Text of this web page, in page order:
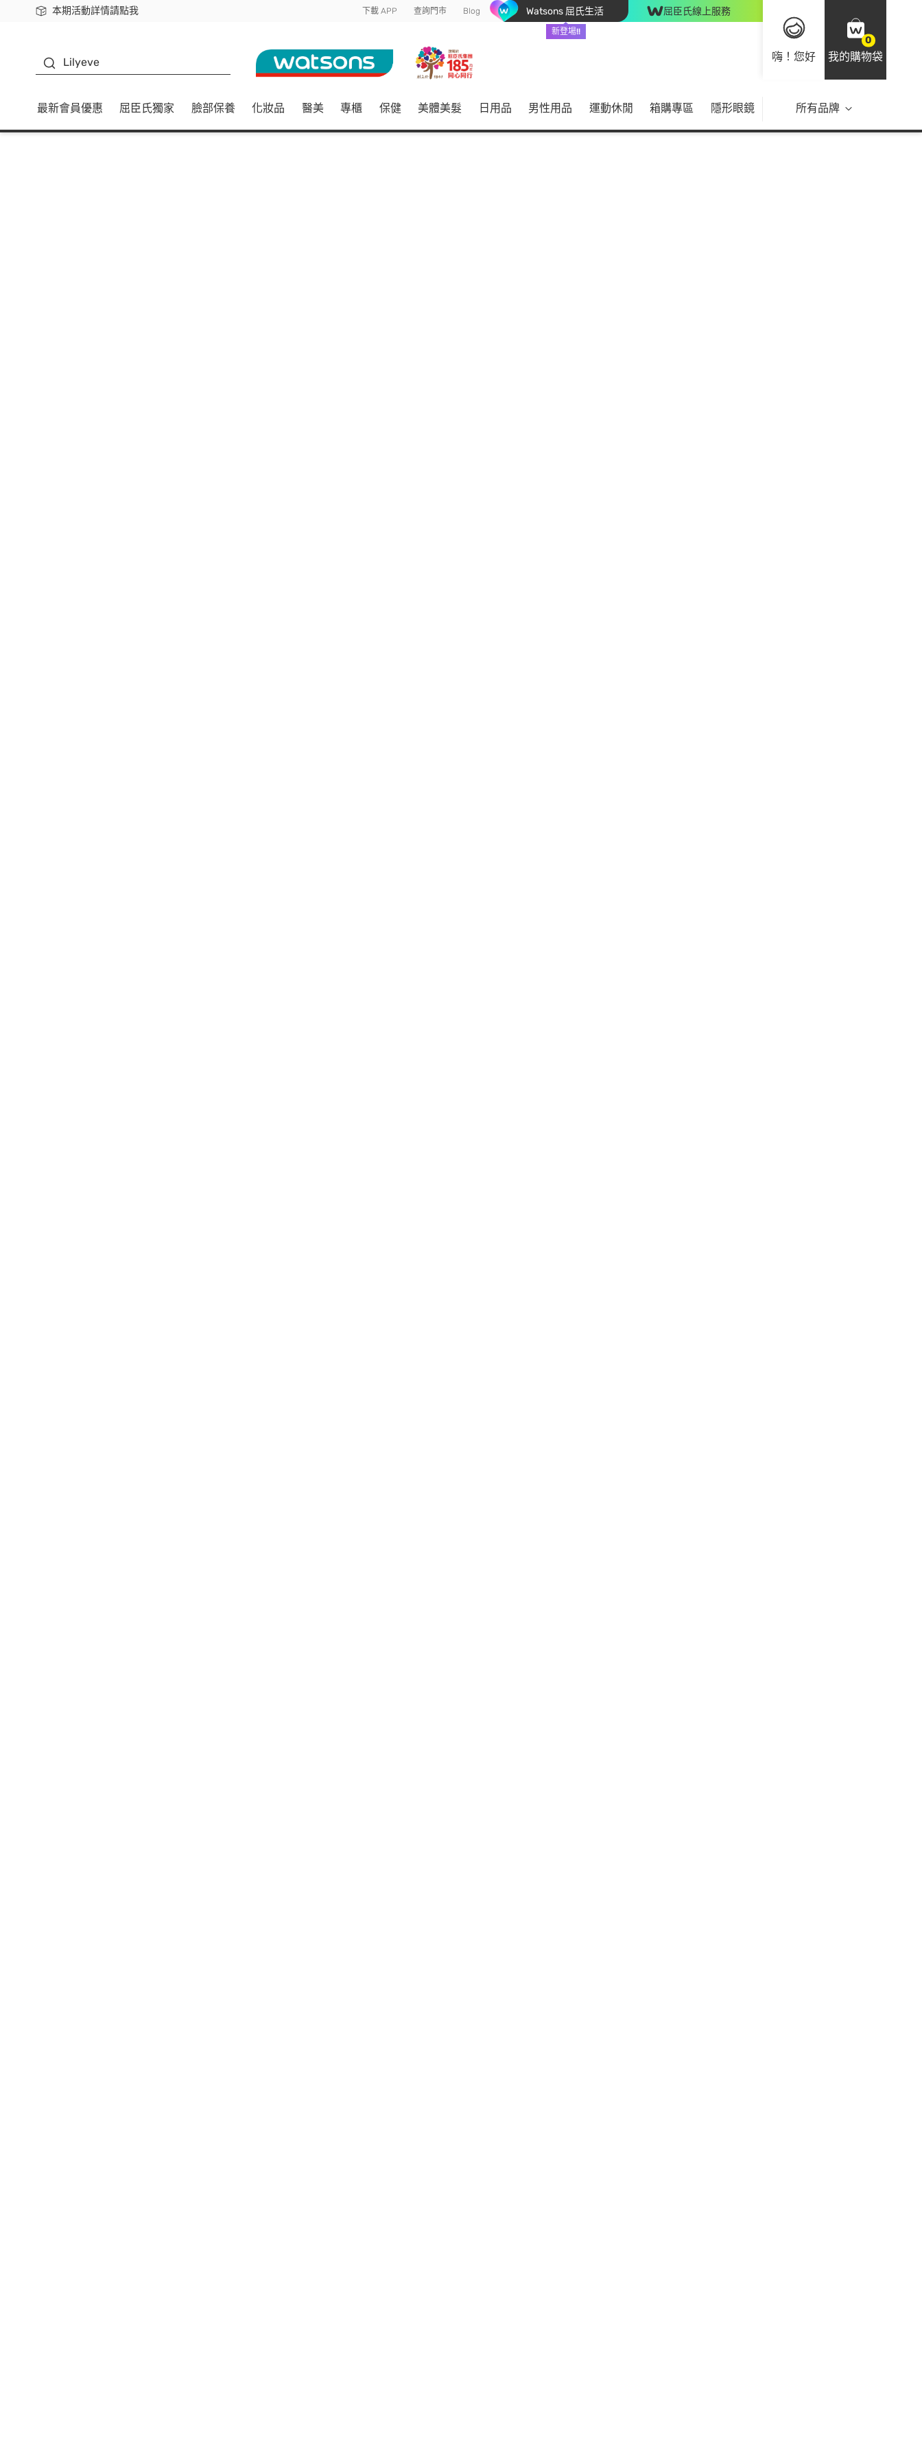
本期活動詳情請點我
下載app最高回饋$350 下載 APP 查詢門市 Blog Watsons 屈氏生活
新登場!!
屈臣氏線上服務
嗨！您好
0
我的購物袋
Lilyeve
最新會員優惠 屈臣氏獨家 臉部保養 化妝品 醫美 專櫃 保健 美體美髮 日用品 男性用品 運動休閒 箱購專區 隱形眼鏡 所有品牌